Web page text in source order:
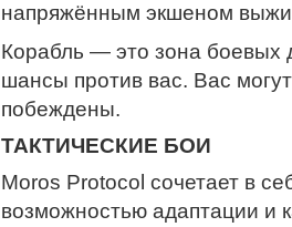
напряжённым экшеном
Корабль — это зона боевых
шансы против вас. Вас
побеждены.
ТАКТИЧЕСКИЕ БОИ
Moros Protocol сочетает в
возможностью адаптации и